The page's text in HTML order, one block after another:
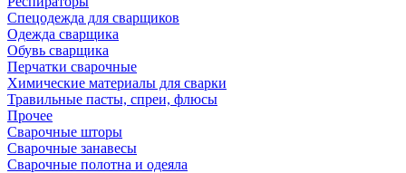
Спецодежда для сварщиков
Одежда сварщика
Обувь сварщика
Перчатки сварочные
Химические материалы для сварки
Травильные пасты, спреи, флюсы
Прочее
Сварочные шторы
Сварочные занавесы
Сварочные полотна и одеяла